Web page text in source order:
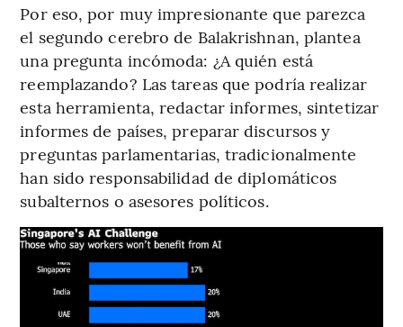
Por eso, por muy impresionante que parezca
el segundo cerebro de Balakrishnan, plantea
una pregunta incómoda: ¿A quién está
reemplazando? Las tareas que podría realizar
esta herramienta, redactar informes, sintetizar
informes de países, preparar discursos y
preguntas parlamentarias, tradicionalmente
han sido responsabilidad de diplomáticos
subalternos o asesores políticos.